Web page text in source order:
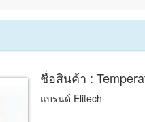
ชื่อสินค้า :
แบรนด์ Elitech